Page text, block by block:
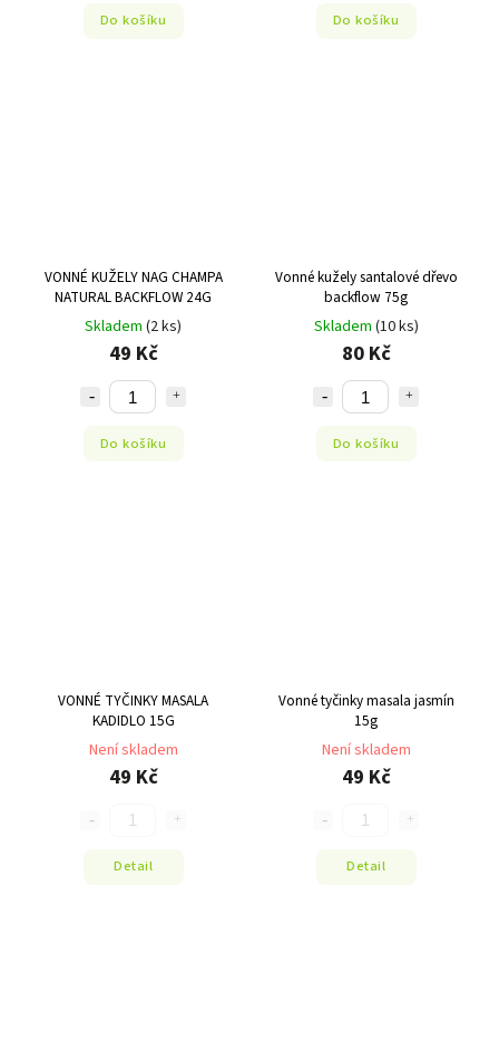
Do košíku Do košíku
VONNÉ KUŽELY NAG CHAMPA
NATURAL BACKFLOW 24G
Skladem (2 ks)
49 Kč
Do košíku
Vonné kužely santalové dřevo
backflow 75g
Skladem (10 ks)
80 Kč
Do košíku
VONNÉ TYČINKY MASALA
KADIDLO 15G
Není skladem
49 Kč
Detail
Vonné tyčinky masala jasmín
15g
Není skladem
49 Kč
Detail